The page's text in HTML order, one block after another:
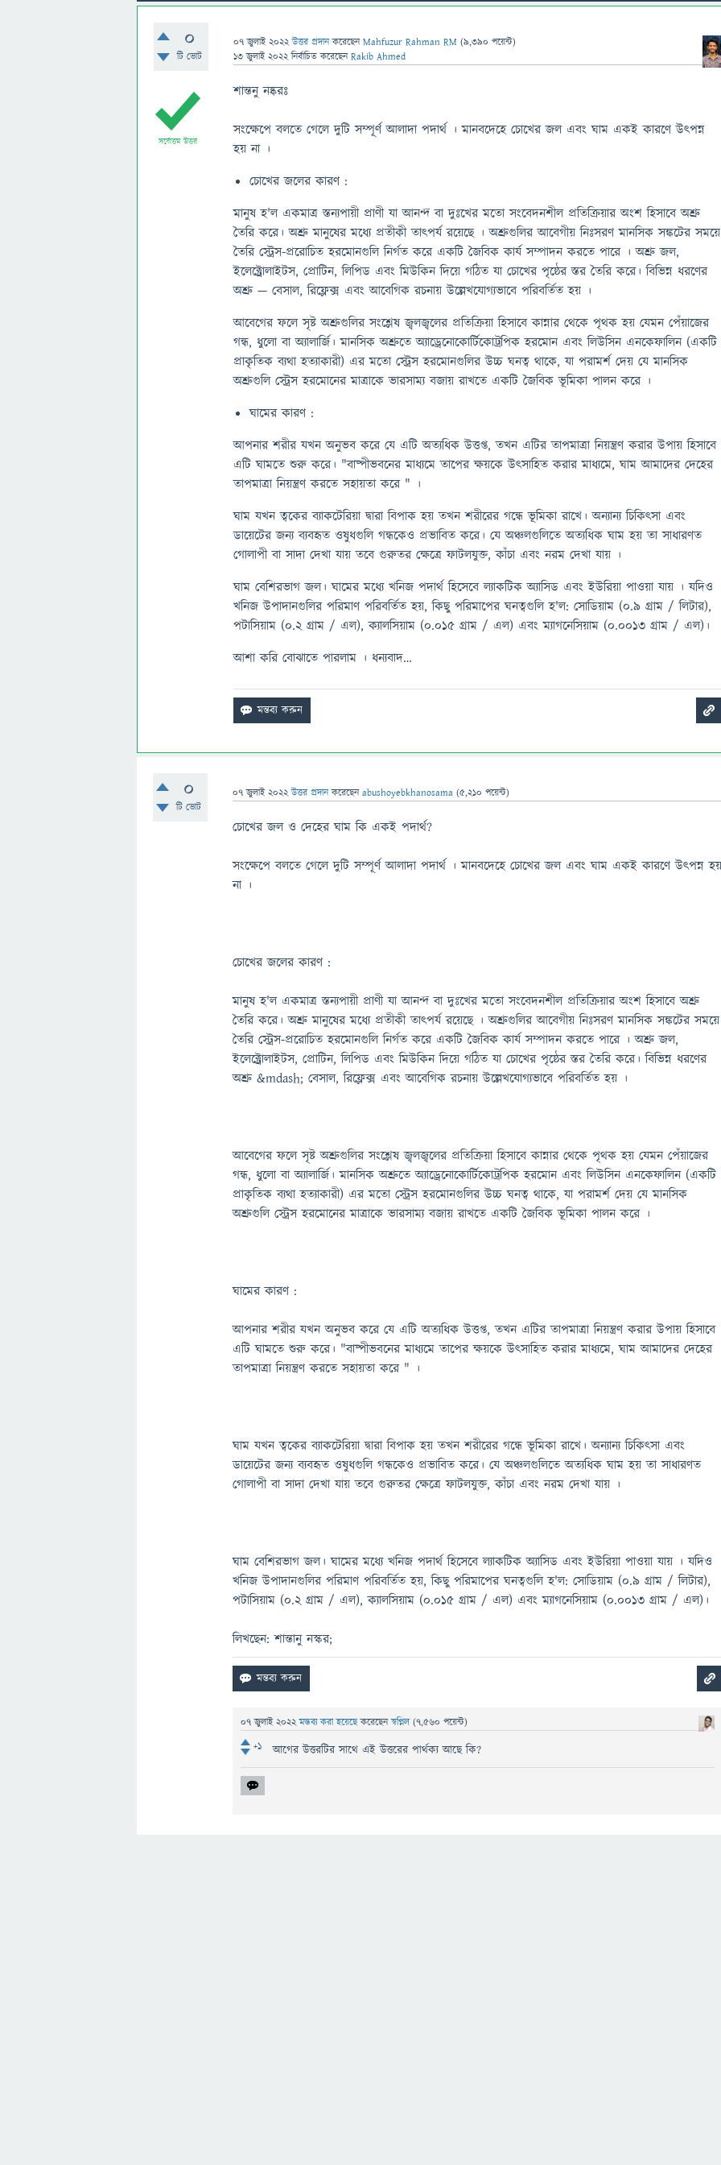
0
টি ভোট
07 জুলাই 2022 উত্তর প্রদান করেছেনMahfuzur Rahman RM (9,390 পয়েন্ট)
13 জুলাই 2022 নির্বাচিত করেছেনRakib Ahmed
সর্বোত্তম উত্তর
শান্তনু নষ্করঃ
সংক্ষেপে বলতে গেলে দুটি সম্পূর্ণ আলাদা পদার্থ । মানবদেহে চোখের জল এবং ঘাম একই কারণে উৎপন্ন
হয় না ।
চোখের জলের কারণ :
মানুষ হ'ল একমাত্র স্তন্যপায়ী প্রাণী যা আনন্দ বা দুঃখের মতো সংবেদনশীল প্রতিক্রিয়ার অংশ হিসাবে অশ্রু
তৈরি করে। অশ্রু মানুষের মধ্যে প্রতীকী তাত্পর্য রয়েছে । অশ্রুগুলির আবেগীয় নিঃসরণ মানসিক সঙ্কটের সময়ে
তৈরি স্ট্রেস-প্ররোচিত হরমোনগুলি নির্গত করে একটি জৈবিক কার্য সম্পাদন করতে পারে । অশ্রু জল,
ইলেক্ট্রোলাইটস, প্রোটিন, লিপিড এবং মিউকিন দিয়ে গঠিত যা চোখের পৃষ্ঠের স্তর তৈরি করে। বিভিন্ন ধরণের
অশ্রু — বেসাল, রিফ্লেক্স এবং আবেগিক রচনায় উল্লেখযোগ্যভাবে পরিবর্তিত হয় ।
আবেগের ফলে সৃষ্ট অশ্রুগুলির সংশ্লেষ জ্বলজ্বলের প্রতিক্রিয়া হিসাবে কান্নার থেকে পৃথক হয় যেমন পেঁয়াজের
গন্ধ, ধুলো বা অ্যালার্জি। মানসিক অশ্রুতে অ্যাড্রেনোকোর্টিকোট্রপিক হরমোন এবং লিউসিন এনকেফালিন (একটি
প্রাকৃতিক ব্যথা হত্যাকারী) এর মতো স্ট্রেস হরমোনগুলির উচ্চ ঘনত্ব থাকে, যা পরামর্শ দেয় যে মানসিক
অশ্রুগুলি স্ট্রেস হরমোনের মাত্রাকে ভারসাম্য বজায় রাখতে একটি জৈবিক ভূমিকা পালন করে ।
ঘামের কারণ :
আপনার শরীর যখন অনুভব করে যে এটি অত্যধিক উত্তপ্ত, তখন এটির তাপমাত্রা নিয়ন্ত্রণ করার উপায় হিসাবে
এটি ঘামতে শুরু করে। "বাষ্পীভবনের মাধ্যমে তাপের ক্ষয়কে উৎসাহিত করার মাধ্যমে, ঘাম আমাদের দেহের
তাপমাত্রা নিয়ন্ত্রণ করতে সহায়তা করে " ।
ঘাম যখন ত্বকের ব্যাকটেরিয়া দ্বারা বিপাক হয় তখন শরীরের গন্ধে ভূমিকা রাখে। অন্যান্য চিকিৎসা এবং
ডায়েটের জন্য ব্যবহৃত ওষুধগুলি গন্ধকেও প্রভাবিত করে। যে অঞ্চলগুলিতে অত্যধিক ঘাম হয় তা সাধারণত
গোলাপী বা সাদা দেখা যায় তবে গুরুতর ক্ষেত্রে ফাটলযুক্ত, কাঁচা এবং নরম দেখা যায় ।
ঘাম বেশিরভাগ জল। ঘামের মধ্যে খনিজ পদার্থ হিসেবে ল্যাকটিক অ্যাসিড এবং ইউরিয়া পাওয়া যায় । যদিও
খনিজ উপাদানগুলির পরিমাণ পরিবর্তিত হয়, কিছু পরিমাপের ঘনত্বগুলি হ'ল: সোডিয়াম (0.9 গ্রাম / লিটার),
পটাসিয়াম (0.2 গ্রাম / এল), ক্যালসিয়াম (0.015 গ্রাম / এল) এবং ম্যাগনেসিয়াম (0.0013 গ্রাম / এল)।
আশা করি বোঝাতে পারলাম । ধন্যবাদ…
0
টি ভোট
07 জুলাই 2022 উত্তর প্রদান করেছেনabushoyebkhanosama (5,210 পয়েন্ট)
চোখের জল ও দেহের ঘাম কি একই পদার্থ?
সংক্ষেপে বলতে গেলে দুটি সম্পূর্ণ আলাদা পদার্থ । মানবদেহে চোখের জল এবং ঘাম একই কারণে উৎপন্ন
না ।
চোখের জলের কারণ :
মানুষ হ'ল একমাত্র স্তন্যপায়ী প্রাণী যা আনন্দ বা দুঃখের মতো সংবেদনশীল প্রতিক্রিয়ার অংশ হিসাবে অশ্রু
তৈরি করে। অশ্রু মানুষের মধ্যে প্রতীকী তাত্পর্য রয়েছে । অশ্রুগুলির আবেগীয় নিঃসরণ মানসিক সঙ্কটের সময়ে
তৈরি স্ট্রেস-প্ররোচিত হরমোনগুলি নির্গত করে একটি জৈবিক কার্য সম্পাদন করতে পারে । অশ্রু জল,
ইলেক্ট্রোলাইটস, প্রোটিন, লিপিড এবং মিউকিন দিয়ে গঠিত যা চোখের পৃষ্ঠের স্তর তৈরি করে। বিভিন্ন ধরণের
অশ্রু &mdash; বেসাল, রিফ্লেক্স এবং আবেগিক রচনায় উল্লেখযোগ্যভাবে পরিবর্তিত হয় ।
আবেগের ফলে সৃষ্ট অশ্রুগুলির সংশ্লেষ জ্বলজ্বলের প্রতিক্রিয়া হিসাবে কান্নার থেকে পৃথক হয় যেমন পেঁয়াজের
গন্ধ, ধুলো বা অ্যালার্জি। মানসিক অশ্রুতে অ্যাড্রেনোকোর্টিকোট্রপিক হরমোন এবং লিউসিন এনকেফালিন (একটি
প্রাকৃতিক ব্যথা হত্যাকারী) এর মতো স্ট্রেস হরমোনগুলির উচ্চ ঘনত্ব থাকে, যা পরামর্শ দেয় যে মানসিক
অশ্রুগুলি স্ট্রেস হরমোনের মাত্রাকে ভারসাম্য বজায় রাখতে একটি জৈবিক ভূমিকা পালন করে ।
ঘামের কারণ :
আপনার শরীর যখন অনুভব করে যে এটি অত্যধিক উত্তপ্ত, তখন এটির তাপমাত্রা নিয়ন্ত্রণ করার উপায় হিসাবে
এটি ঘামতে শুরু করে। "বাষ্পীভবনের মাধ্যমে তাপের ক্ষয়কে উৎসাহিত করার মাধ্যমে, ঘাম আমাদের দেহের
তাপমাত্রা নিয়ন্ত্রণ করতে সহায়তা করে " ।
ঘাম যখন ত্বকের ব্যাকটেরিয়া দ্বারা বিপাক হয় তখন শরীরের গন্ধে ভূমিকা রাখে। অন্যান্য চিকিৎসা এবং
ডায়েটের জন্য ব্যবহৃত ওষুধগুলি গন্ধকেও প্রভাবিত করে। যে অঞ্চলগুলিতে অত্যধিক ঘাম হয় তা সাধারণত
গোলাপী বা সাদা দেখা যায় তবে গুরুতর ক্ষেত্রে ফাটলযুক্ত, কাঁচা এবং নরম দেখা যায় ।
ঘাম বেশিরভাগ জল। ঘামের মধ্যে খনিজ পদার্থ হিসেবে ল্যাকটিক অ্যাসিড এবং ইউরিয়া পাওয়া যায় । যদিও
খনিজ উপাদানগুলির পরিমাণ পরিবর্তিত হয়, কিছু পরিমাপের ঘনত্বগুলি হ'ল: সোডিয়াম (0.9 গ্রাম / লিটার),
পটাসিয়াম (0.2 গ্রাম / এল), ক্যালসিয়াম (0.015 গ্রাম / এল) এবং ম্যাগনেসিয়াম (0.0013 গ্রাম / এল)।
লিখছেন: শান্তানু নস্কর;
07 জুলাই 2022 মন্তব্য করা হয়েছেকরেছেনস্বপ্নিল (7,560 পয়েন্ট)
+1 আগের উত্তরটির সাথে এই উত্তরের পার্থক্য আছে কি?